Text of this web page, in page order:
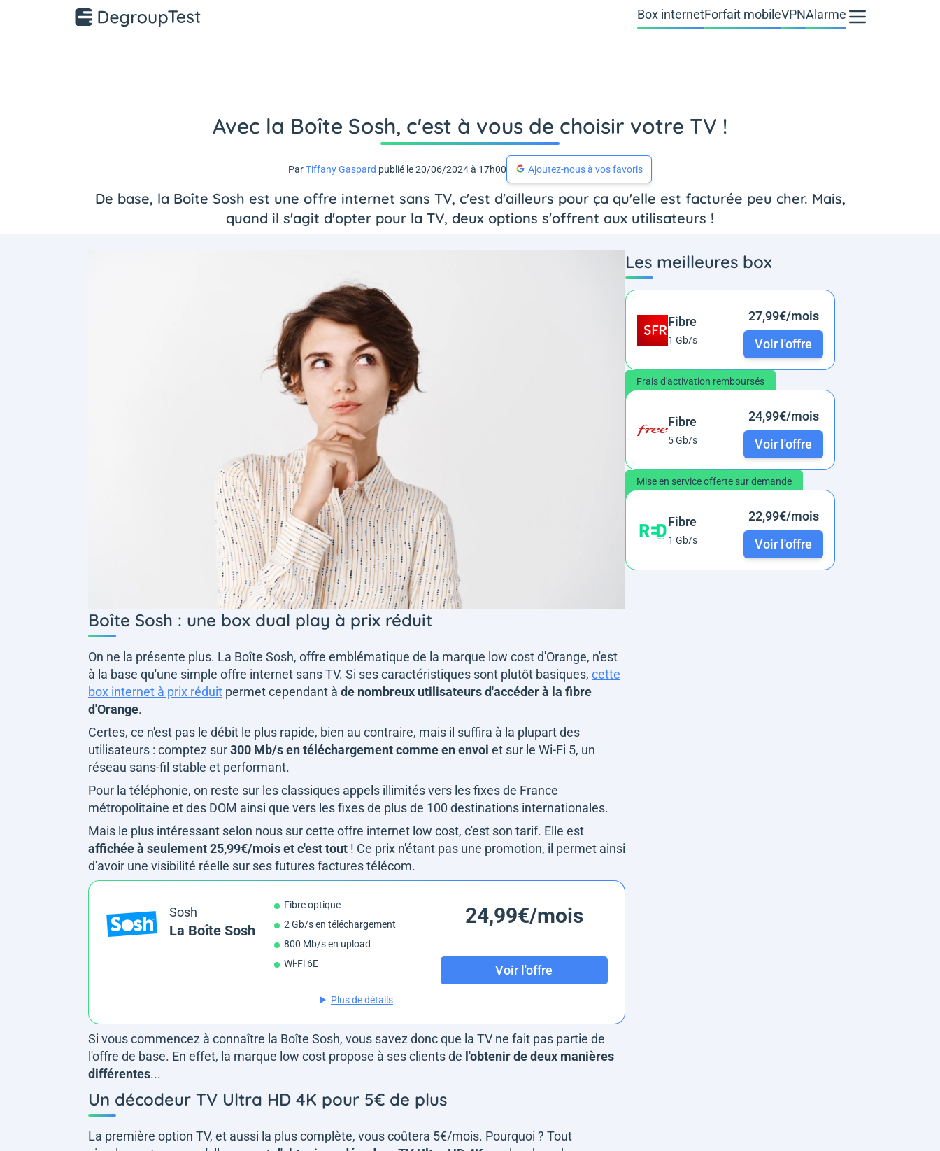
Box internetForfait mobileVPNAlarme
Avec la Boîte Sosh, c'est à vous de choisir votre TV !
ParTiffany Gaspard publié le 20/06/2024 à 17h00 Ajoutez-nous à vos favoris
De base, la Boîte Sosh est une offre internet sans TV, c'est d'ailleurs pour ça qu'elle est facturée peu cher. Mais,
quand il s'agit d'opter pour la TV, deux options s'offrent aux utilisateurs !
Boîte Sosh : une box dual play à prix réduit
On ne la présente plus. La Boîte Sosh, offre emblématique de la marque low cost d'Orange, n'est
à la base qu'une simple offre internet sans TV. Si ses caractéristiques sont plutôt basiques, cette
box internet à prix réduit permet cependant à de nombreux utilisateurs d'accéder à la fibre
d'Orange.
Certes, ce n'est pas le débit le plus rapide, bien au contraire, mais il suffira à la plupart des
utilisateurs : comptez sur300 Mb/s en téléchargement comme en envoi et sur le Wi-Fi 5, un
réseau sans-fil stable et performant.
Pour la téléphonie, on reste sur les classiques appels illimités vers les fixes de France
métropolitaine et des DOM ainsi que vers les fixes de plus de 100 destinations internationales.
Mais le plus intéressant selon nous sur cette offre internet low cost, c'est son tarif. Elle est
affichée à seulement 25,99€/mois et c'est tout ! Ce prix n'étant pas une promotion, il permet ainsi
d'avoir une visibilité réelle sur ses futures factures télécom.
Sosh
La Boîte Sosh
Fibre optique
2 Gb/s en téléchargement
800 Mb/s en upload
Wi-Fi 6E
24,99€/mois
Voir l'offre
Plus de détails
Si vous commencez à connaître la Boîte Sosh, vous savez donc que la TV ne fait pas partie de
l'offre de base. En effet, la marque low cost propose à ses clients de l'obtenir de deux manières
différentes...
Un décodeur TV Ultra HD 4K pour 5€ de plus
La première option TV, et aussi la plus complète, vous coûtera 5€/mois. Pourquoi ? Tout
Les meilleures box
Fibre
1 Gb/s
27,99€/mois
Voir l'offre
Frais d'activation remboursés
Fibre
5 Gb/s
24,99€/mois
Voir l'offre
Mise en service offerte sur demande
Fibre
1 Gb/s
22,99€/mois
Voir l'offre